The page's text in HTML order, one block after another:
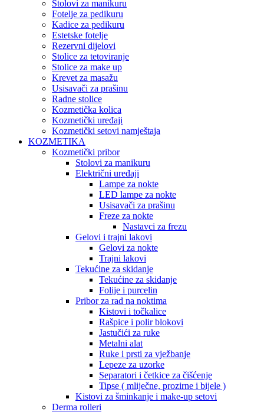
Stolovi za manikuru
Fotelje za pedikuru
Kadice za pedikuru
Estetske fotelje
Rezervni dijelovi
Stolice za tetoviranje
Stolice za make up
Krevet za masažu
Usisavači za prašinu
Radne stolice
Kozmetička kolica
Kozmetički uređaji
Kozmetički setovi namještaja
KOZMETIKA
Kozmetički pribor
Stolovi za manikuru
Električni uređaji
Lampe za nokte
LED lampe za nokte
Usisavači za prašinu
Freze za nokte
Nastavci za frezu
Gelovi i trajni lakovi
Gelovi za nokte
Trajni lakovi
Tekućine za skidanje
Tekućine za skidanje
Folije i purcelin
Pribor za rad na noktima
Kistovi i točkalice
Rašpice i polir blokovi
Jastučići za ruke
Metalni alat
Ruke i prsti za vježbanje
Lepeze za uzorke
Separatori i četkice za čišćenje
Tipse ( mliječne, prozirne i bijele )
Kistovi za šminkanje i make-up setovi
Derma rolleri